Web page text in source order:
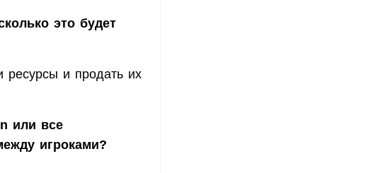
это будет
ресурсы и продать их
или все
игроками?